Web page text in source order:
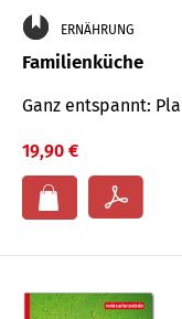
ERNÄHRUNG
Familienküche
Ganz entspannt:
19,90 €